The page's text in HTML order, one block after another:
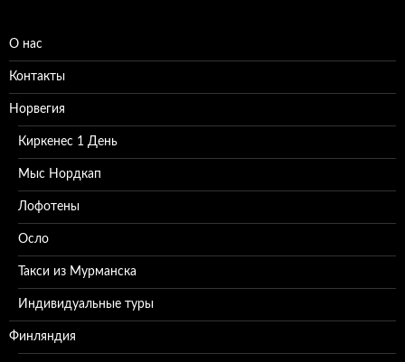
О нас
Контакты
Норвегия
Киркенес 1 День
Мыс Нордкап
Лофотены
Осло
Такси из Мурманска
Индивидуальные туры
Финляндия